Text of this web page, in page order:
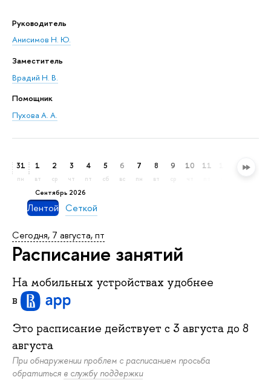
Руководитель
Анисимов Н. Ю.
Заместитель
Врадий Н. В.
Помощник
Пухова А. А.
31
пн
сентябрь 2026
1
вт
2
ср
3
чт
4
пт
5
сб
6
вс
7
пн
8
вт
9 10 11 13
Лентой Сеткой
Сегодня, 7 августа, пт
Расписание занятий
На мобильных устройствах удобнее
в
Это расписание действует c 3 августа до 8
августа
При обнаружении проблем с расписанием просьба
обратиться в службу поддержки